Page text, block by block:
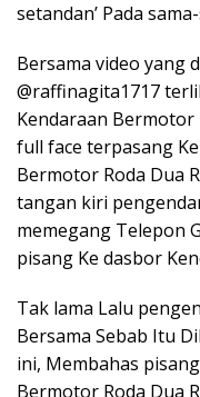
setandan’ Pada
Bersama video yang
@raffinagita1717
Kendaraan Bermotor
full face terpasang
Bermotor Roda Dua
tangan kiri
memegang Telepon
pisang Ke dasbor
Tak lama Lalu
Bersama Sebab Itu
ini, Membahas
Bermotor Roda Dua